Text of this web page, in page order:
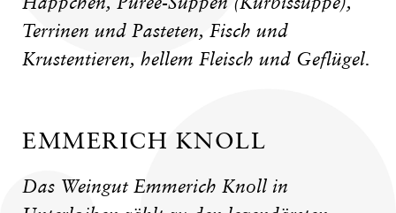
Terrinen und Pasteten, Fisch und
Krustentieren, hellem Fleisch und Geflügel.
EMMERICH KNOLL
Das Weingut Emmerich Knoll in